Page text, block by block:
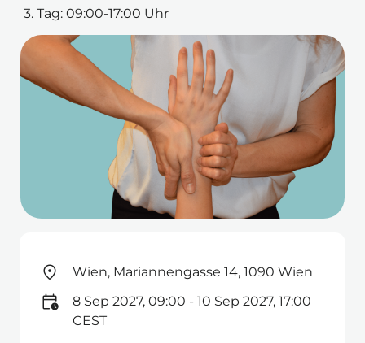
3. Tag: 09:00-17:00 Uhr
Wien, Mariannengasse 14, 1090 Wien
8 Sep 2027, 09:00 - 10 Sep 2027, 17:00
CEST